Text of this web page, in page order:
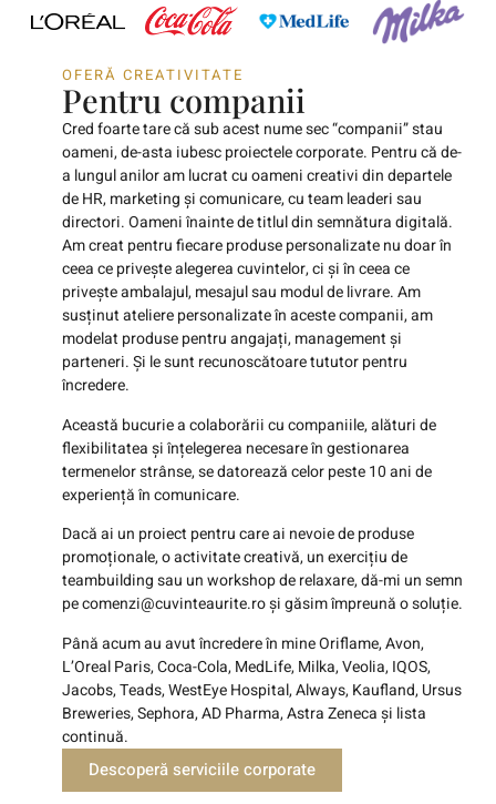
OFERĂ CREATIVITATE
Pentru companii
Cred foarte tare că sub acest nume sec “companii” stau
oameni, de-asta iubesc proiectele corporate. Pentru că de-
a lungul anilor am lucrat cu oameni creativi din departele
de HR, marketing și comunicare, cu team leaderi sau
directori. Oameni înainte de titlul din semnătura digitală.
Am creat pentru fiecare produse personalizate nu doar în
ceea ce privește alegerea cuvintelor, ci și în ceea ce
privește ambalajul, mesajul sau modul de livrare. Am
susținut ateliere personalizate în aceste companii, am
modelat produse pentru angajați, management și
parteneri. Și le sunt recunoscătoare tututor pentru
încredere.
Această bucurie a colaborării cu companiile, alături de
flexibilitatea și înțelegerea necesare în gestionarea
termenelor strânse, se datorează celor peste 10 ani de
experiență în comunicare.
Dacă ai un proiect pentru care ai nevoie de produse
promoționale, o activitate creativă, un exercițiu de
teambuilding sau un workshop de relaxare, dă-mi un semn
pecomenzi@cuvinteaurite.roși găsim împreună o soluție.
Până acum au avut încredere în mine Oriflame, Avon,
L’Oreal Paris, Coca-Cola, MedLife, Milka, Veolia, IQOS,
Jacobs, Teads, WestEye Hospital, Always, Kaufland, Ursus
Breweries, Sephora, AD Pharma, Astra Zeneca și lista
continuă.
Descoperă serviciile corporate